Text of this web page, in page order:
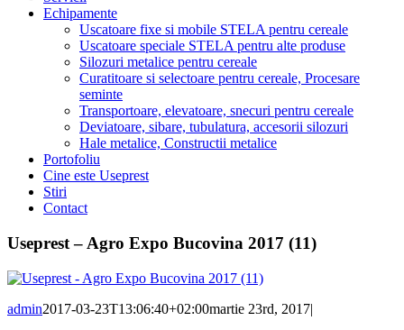
Echipamente
Uscatoare fixe si mobile STELA pentru cereale
Uscatoare speciale STELA pentru alte produse
Silozuri metalice pentru cereale
Curatitoare si selectoare pentru cereale, Procesare
seminte
Transportoare, elevatoare, snecuri pentru cereale
Deviatoare, sibare, tubulatura, accesorii silozuri
Hale metalice, Constructii metalice
Portofoliu
Cine este Useprest
Stiri
Contact
Useprest – Agro Expo Bucovina 2017 (11)
admin2017-03-23T13:06:40+02:00martie 23rd, 2017|